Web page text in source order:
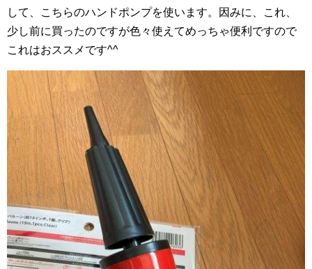
して、こちらのハンドポンプを使います。因みに、これ、
少し前に買ったのですが色々使えてめっちゃ便利ですので
これはおススメです^^